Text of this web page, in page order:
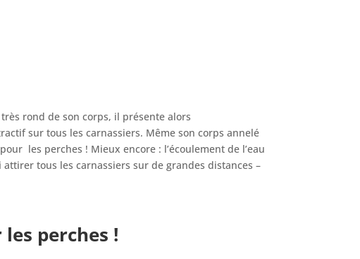
rond de son corps, il présente alors
sur tous les carnassiers. Même son corps annelé
les perches ! Mieux encore : l’écoulement de l’eau
tous les carnassiers sur de grandes distances –
perches !